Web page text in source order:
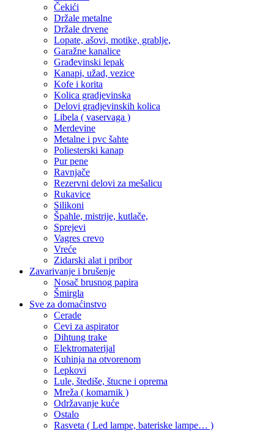
Čekići
Držale metalne
Držale drvene
Lopate, ašovi, motike, grablje,
Garažne kanalice
Građevinski lepak
Kanapi, užad, vezice
Kofe i korita
Kolica gradjevinska
Delovi gradjevinskih kolica
Libela ( vaservaga )
Merdevine
Metalne i pvc šahte
Poliesterski kanap
Pur pene
Ravnjače
Rezervni delovi za mešalicu
Rukavice
Silikoni
Špahle, mistrije, kutlače,
Sprejevi
Vagres crevo
Vreće
Zidarski alat i pribor
Zavarivanje i brušenje
Nosač brusnog papira
Šmirgla
Sve za domaćinstvo
Cerade
Cevi za aspirator
Dihtung trake
Elektromaterijal
Kuhinja na otvorenom
Lepkovi
Lule, štediše, štucne i oprema
Mreža ( komarnik )
Održavanje kuće
Ostalo
Rasveta ( Led lampe, bateriske lampe… )